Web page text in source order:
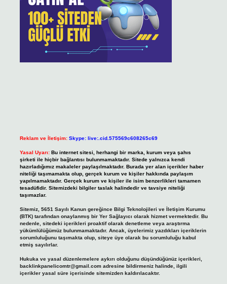
Reklam ve İletişim: Skype: live:.cid.575569c608265c69
Yasal Uyarı: Bu internet sitesi, herhangi bir marka, kurum veya şahıs
şirketi ile hiçbir bağlantısı bulunmamaktadır. Sitede yalnızca kendi
hazırladığımız makaleler paylaşılmaktadır. Burada yer alan içerikler haber
niteliği taşımamakta olup, gerçek kurum ve kişiler hakkında paylaşım
yapılmamaktadır. Gerçek kurum ve kişiler ile isim benzerlikleri tamamen
tesadüfidir. Sitemizdeki bilgiler taslak halindedir ve tavsiye niteliği
taşımazlar.
Sitemiz, 5651 Sayılı Kanun gereğince Bilgi Teknolojileri ve İletişim Kurumu
(BTK) tarafından onaylanmış bir Yer Sağlayıcı olarak hizmet vermektedir. Bu
nedenle, sitedeki içerikleri proaktif olarak denetleme veya araştırma
yükümlülüğümüz bulunmamaktadır. Ancak, üyelerimiz yazdıkları içeriklerin
sorumluluğunu taşımakta olup, siteye üye olarak bu sorumluluğu kabul
etmiş sayılırlar.
Hukuka ve yasal düzenlemelere aykırı olduğunu düşündüğünüz içerikleri,
backlinkpanelicomtr@gmail.comadresine bildirmeniz halinde, ilgili
içerikler yasal süre içerisinde sitemizden kaldırılacaktır.